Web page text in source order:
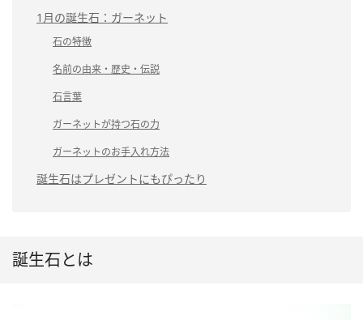
1月の誕生石：ガーネット
石の特徴
名前の由来・歴史・伝説
石言葉
ガーネットが持つ石の力
ガーネットのお手入れ方法
誕生石はプレゼントにもぴったり
誕生石とは